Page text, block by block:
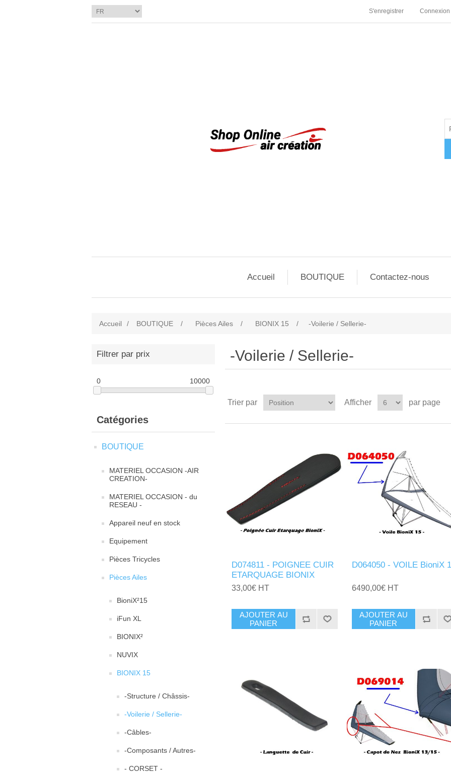
S'enregistrer Connexion
Accueil BOUTIQUE Contactez-nous
Accueil / BOUTIQUE / Pièces Ailes / BIONIX 15 / -Voilerie / Sellerie-
Filtrer par prix
0 10000
Catégories
BOUTIQUE
MATERIEL OCCASION -AIR
CREATION-
MATERIEL OCCASION - du
RESEAU -
Appareil neuf en stock
Equipement
Pièces Tricycles
Pièces Ailes
BioniX²15
iFun XL
BIONIX²
NUVIX
BIONIX 15
-Structure / Châssis-
-Voilerie / Sellerie-
-Câbles-
-Composants / Autres-
- CORSET -
-Voilerie / Sellerie-
Trier par Afficher par page
D074811 - POIGNEE CUIR
ETARQUAGE BIONIX
33,00€ HT
AJOUTER AU
PANIER
D064050 - VOILE BioniX
6490,00€ HT
AJOUTER AU
PANIER